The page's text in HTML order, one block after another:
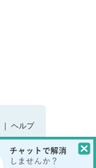
｜ ヘルプ